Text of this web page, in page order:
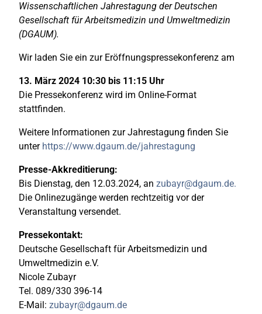
Wissenschaftlichen Jahrestagung der Deutschen
Gesellschaft für Arbeitsmedizin und Umweltmedizin
(DGAUM).
Wir laden Sie ein zur Eröffnungspressekonferenz am
13. März 2024 10:30 bis 11:15 Uhr
Die Pressekonferenz wird im Online-Format
stattfinden.
Weitere Informationen zur Jahrestagung finden Sie
unter https://www.dgaum.de/jahrestagung
Presse-Akkreditierung:
Bis Dienstag, den 12.03.2024, anzubayr@dgaum.de.
Die Onlinezugänge werden rechtzeitig vor der
Veranstaltung versendet.
Pressekontakt:
Deutsche Gesellschaft für Arbeitsmedizin und
Umweltmedizin e.V.
Nicole Zubayr
Tel. 089/330 396-14
E-Mail:zubayr@dgaum.de